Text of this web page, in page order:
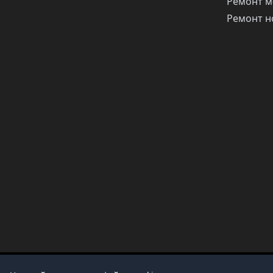
Ремонт